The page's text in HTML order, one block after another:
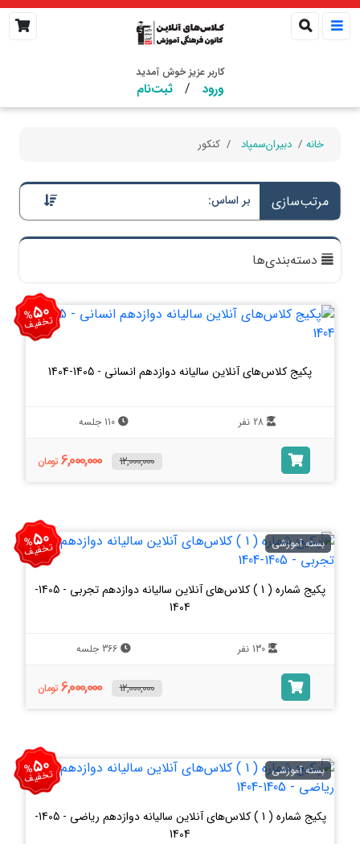
کاربر عزیز خوش آمدید
ورود / ثبت‌نام
خانه دبیران‌سمپاد کنکور
مرتب‌سازی بر اساس:
دسته‌بندی‌ها
پکیج کلاس‌های آنلاین سالیانه دوازدهم انسانی - 1405-1404
%50
تخفیف
28 نفر 110 جلسه
12,000,000
6,000,000 تومان
پکیج شماره ( 1 ) کلاس‌های آنلاین سالیانه دوازدهم تجربی - 1405-
1404
%50
تخفیف بسته آموزشی
130 نفر 366 جلسه
12,000,000
6,000,000 تومان
پکیج شماره ( 1 ) کلاس‌های آنلاین سالیانه دوازدهم ریاضی - 1405-
1404
%50
تخفیف بسته آموزشی